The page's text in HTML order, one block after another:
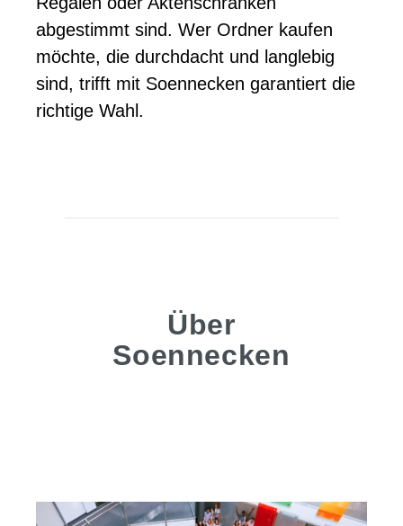
abgestimmt sind. Wer Ordner kaufen
möchte, die durchdacht und langlebig
sind, trifft mit Soennecken garantiert die
richtige Wahl.
Über
Soennecken